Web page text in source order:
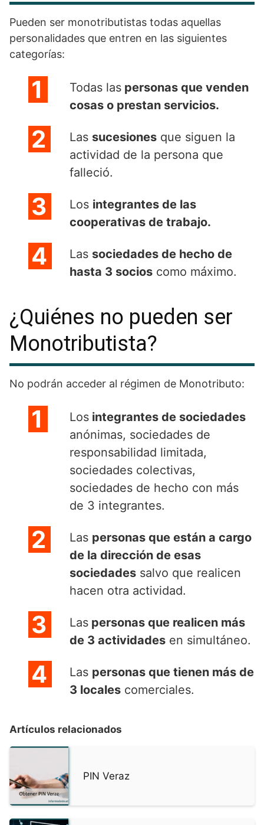
Pueden ser monotributistas todas aquellas
personalidades que entren en las siguientes
categorías:
Todas las personas que venden
cosas o prestan servicios.
Las sucesiones que siguen la
actividad de la persona que
falleció.
Los integrantes de las
cooperativas de trabajo.
Las sociedades de hecho de
hasta 3 socios como máximo.
¿Quiénes no pueden ser
Monotributista?
No podrán acceder al régimen de Monotributo:
Los integrantes de sociedades
anónimas, sociedades de
responsabilidad limitada,
sociedades colectivas,
sociedades de hecho con más
de 3 integrantes.
Las personas que están a cargo
de la dirección de esas
sociedades salvo que realicen
hacen otra actividad.
Las personas que realicen más
de 3 actividades en simultáneo.
Las personas que tienen más de
3 locales comerciales.
Artículos relacionados
PIN Veraz